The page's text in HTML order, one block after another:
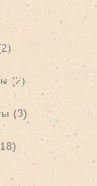
filter
Акценты filter
filter
Apply Арома
filter
(2) Apply
Драйв filter
filter
(3) Apply Жаба
Зверьё моё
filterApply
Конфетти filter
Кружева filter